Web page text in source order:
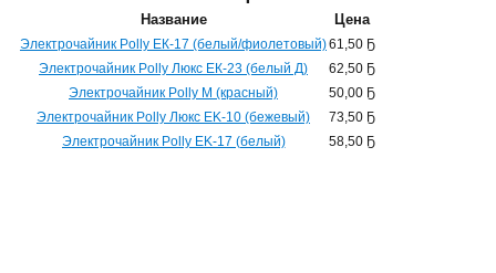
Название Цена
Электрочайник Polly ЕК-17 (белый/фиолетовый)61,50 Ҕ
Электрочайник Polly Люкс ЕК-23 (белый Д)
62,50 Ҕ
Электрочайник Polly M (красный)
50,00 Ҕ
Электрочайник Polly Люкс EK-10 (бежевый)
73,50 Ҕ
Электрочайник Polly EK-17 (белый)
58,50 Ҕ